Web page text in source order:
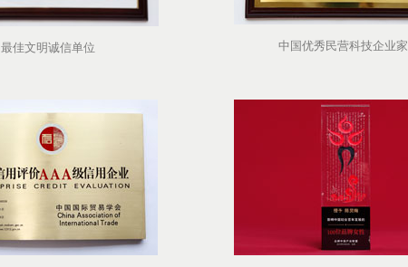
最佳文明诚信单位 中国优秀民营科技企业家